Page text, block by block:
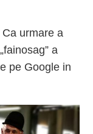
Ca urmare a
a
pe Google in